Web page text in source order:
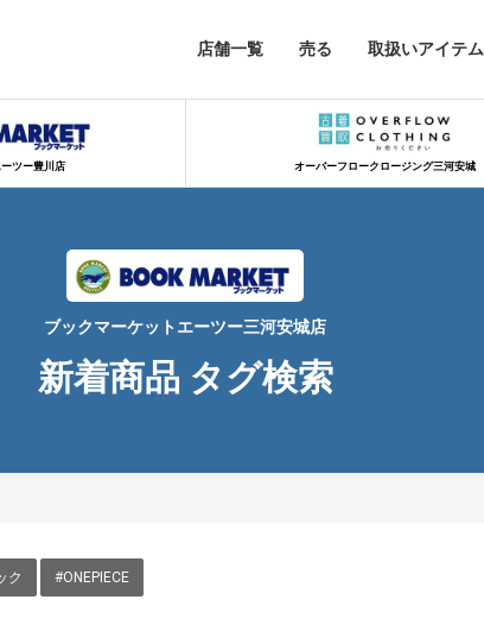
店舗一覧 売る 取扱いアイテム
ツー豊川店 オーバーフロークロージング三河安城
ブックマーケットエーツー三河安城店
新着商品 タグ検索
ク #ONEPIECE